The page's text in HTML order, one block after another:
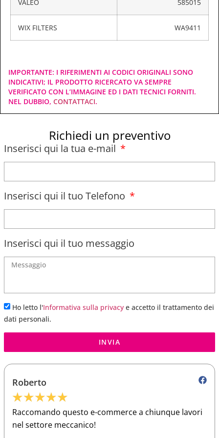
VALEO 585015
WIX FILTERS WA9411
IMPORTANTE: I RIFERIMENTI AI CODICI ORIGINALI SONO
INDICATIVI; IL PRODOTTO RICERCATO VA SEMPRE
VERIFICATO CON L’IMMAGINE ED I DATI TECNICI FORNITI.
NEL DUBBIO, CONTATTACI.
Richiedi un preventivo
Inserisci qui la tua e-mail
Inserisci qui il tuo Telefono
Inserisci qui il tuo messaggio
Ho letto l'Informativa sulla privacy e accetto il trattamento dei
dati personali.
INVIA
Roberto
★★★★★
Raccomando questo e-commerce a chiunque lavori
nel settore meccanico!